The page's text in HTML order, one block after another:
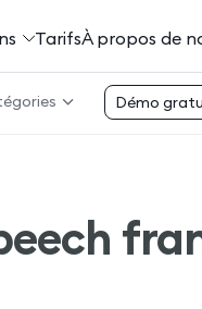
TarifsÀ propos de
Démo